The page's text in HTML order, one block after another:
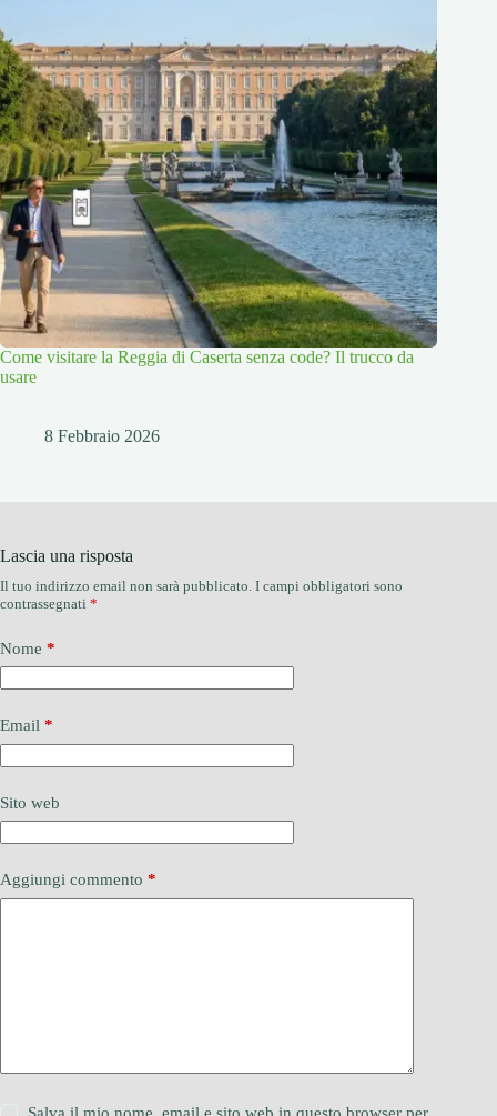
Come visitare la Reggia di Caserta senza code? Il trucco da
usare
8 Febbraio 2026
Lascia una risposta
Il tuo indirizzo email non sarà pubblicato. I campi obbligatori sono
contrassegnati *
Nome *
Email *
Sito web
Aggiungi commento *